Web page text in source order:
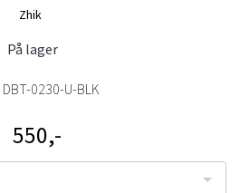
Zhik
På lager
DBT-0230-U-BLK
550,-